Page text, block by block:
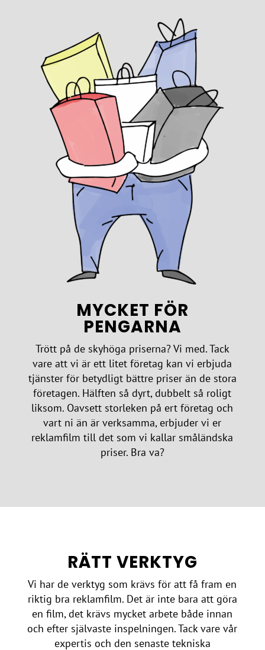
MYCKET FÖR
PENGARNA
Trött på de skyhöga priserna? Vi med. Tack
vare att vi är ett litet företag kan vi erbjuda
tjänster för betydligt bättre priser än de stora
företagen. Hälften så dyrt, dubbelt så roligt
liksom. Oavsett storleken på ert företag och
vart ni än är verksamma, erbjuder vi er
reklamfilm till det som vi kallar småländska
priser. Bra va?
RÄTT VERKTYG
Vi har de verktyg som krävs för att få fram en
riktig bra reklamfilm. Det är inte bara att göra
en film, det krävs mycket arbete både innan
och efter självaste inspelningen. Tack vare vår
expertis och den senaste tekniska